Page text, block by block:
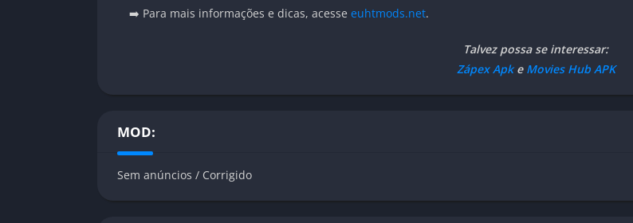
➡️ Para mais informações e dicas, acesse euhtmods.net.
Talvez possa se interessar:
Zápex Apke Movies Hub APK
MOD:
Sem anúncios / Corrigido